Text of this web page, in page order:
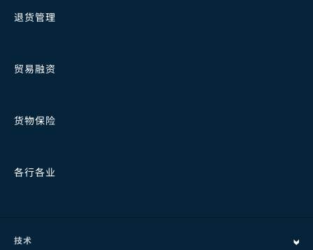
退货管理
贸易融资
货物保险
各行各业
技术